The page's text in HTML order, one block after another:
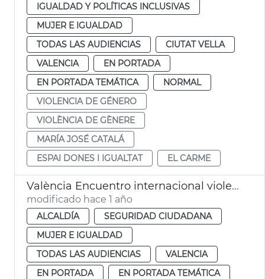
IGUALDAD Y POLÍTICAS INCLUSIVAS
MUJER E IGUALDAD
TODAS LAS AUDIENCIAS
CIUTAT VELLA
VALENCIA
EN PORTADA
EN PORTADA TEMÁTICA
NORMAL
VIOLENCIA DE GÉNERO
VIOLÈNCIA DE GÈNERE
MARÍA JOSÉ CATALÁ
ESPAI DONES I IGUALTAT
EL CARME
València Encuentro internacional violencia de género. Programa Improve UE
modificado hace 1 año
ALCALDÍA
SEGURIDAD CIUDADANA
MUJER E IGUALDAD
TODAS LAS AUDIENCIAS
VALENCIA
EN PORTADA
EN PORTADA TEMÁTICA